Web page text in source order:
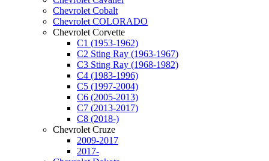
Chevrolet Cobalt
Chevrolet COLORADO
Chevrolet Corvette
C1 (1953-1962)
C2 Sting Ray (1963-1967)
C3 Sting Ray (1968-1982)
C4 (1983-1996)
C5 (1997-2004)
C6 (2005-2013)
C7 (2013-2017)
C8 (2018-)
Chevrolet Cruze
2009-2017
2017-